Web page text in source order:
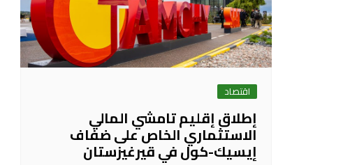
اقتصاد
إطلاق إقليم تامشي المالي
الاستثماري الخاص على ضفاف
إيسيك-كول في قيرغيزستان